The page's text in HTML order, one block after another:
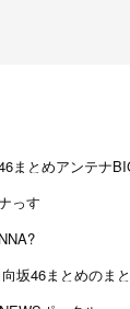
まとめアンテナ
っす
坂46まとめのま